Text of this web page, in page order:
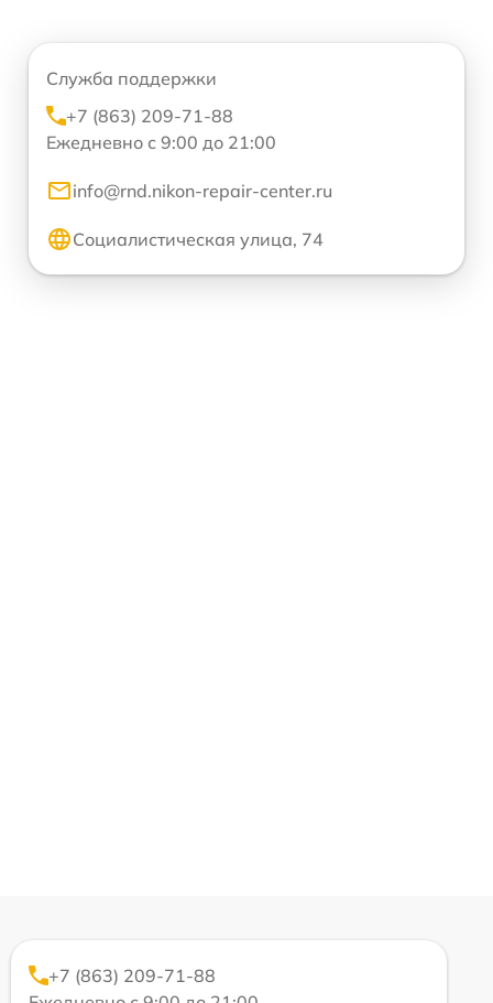
Служба поддержки
+7 (863) 209-71-88
Ежедневно с 9:00 до 21:00
info@rnd.nikon-repair-center.ru
Социалистическая улица, 74
+7 (863) 209-71-88